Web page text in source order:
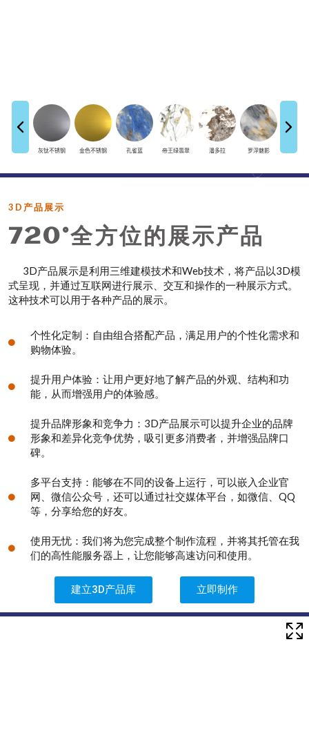
3D产品展示
720°全方位的展示产品
3D产品展示是利用三维建模技术和Web技术，将产品以3D模
式呈现，并通过互联网进行展示、交互和操作的一种展示方式。
这种技术可以用于各种产品的展示。
个性化定制：自由组合搭配产品，满足用户的个性化需求和
购物体验。
提升用户体验：让用户更好地了解产品的外观、结构和功
能，从而增强用户的体验感。
提升品牌形象和竞争力：3D产品展示可以提升企业的品牌
形象和差异化竞争优势，吸引更多消费者，并增强品牌口
碑。
多平台支持：能够在不同的设备上运行，可以嵌入企业官
网、微信公众号，还可以通过社交媒体平台，如微信、QQ
等，分享给您的好友。
使用无忧：我们将为您完成整个制作流程，并将其托管在我
们的高性能服务器上，让您能够高速访问和使用。
建立3D产品库 立即制作